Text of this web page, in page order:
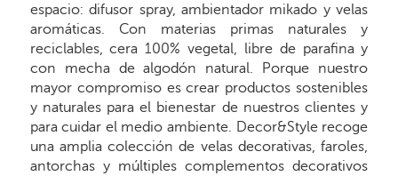
espacio: difusor spray, ambientador mikado y velas
aromáticas. Con materias primas naturales y
reciclables, cera 100% vegetal, libre de parafina y
con mecha de algodón natural. Porque nuestro
mayor compromiso es crear productos sostenibles
y naturales para el bienestar de nuestros clientes y
para cuidar el medio ambiente. Decor&Style recoge
una amplia colección de velas decorativas, faroles,
antorchas y múltiples complementos decorativos